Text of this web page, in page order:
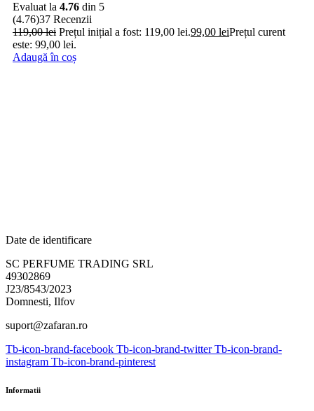
Evaluat la 4.76 din 5
(4.76)37 Recenzii
119,00lei Prețul inițial a fost: 119,00 lei.99,00 leiPrețul curent
este: 99,00 lei.
Adaugă în coș
Date de identificare
SC PERFUME TRADING SRL
49302869
J23/8543/2023
Domnesti, Ilfov
suport@zafaran.ro
Tb-icon-brand-facebook Tb-icon-brand-twitter Tb-icon-brand-
instagram Tb-icon-brand-pinterest
Informatii